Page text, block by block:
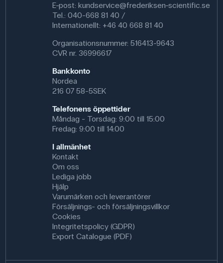
E-post: kundservice@frederiksen-scientific.se
Tel.: 040-668 81 40 /
Internationellt: +46 40 668 81 40
Organisationsnummer: 516413-9643
CVR nr. 36996617
Bankkonto
Nordea
216 07 58-5SEK
Telefonens öppettider
Måndag - Torsdag: 9:00 till 15:00
Fredag: 9:00 till 14:00
I allmänhet
Kontakt
Om oss
Lediga jobb
Hjälp
Varumärken och leverantörer
Försäljnings- och försäljningsvillkor
Cookies
Integritetspolicy (GDPR)
Export Catalogue (PDF)